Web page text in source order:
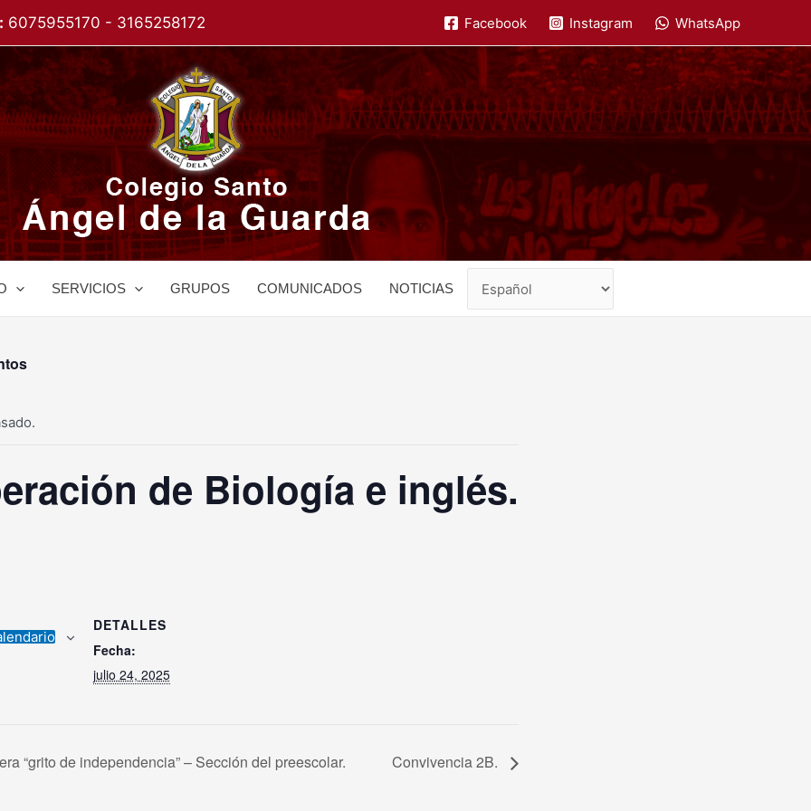
6075955170 - 3165258172 Facebook Instagram WhatsApp
SERVICIOS GRUPOS COMUNICADOS NOTICIAS
de Biología e inglés.
DETALLES
Fecha:
julio 24, 2025
“grito de independencia” – Sección del preescolar. Convivencia 2B.